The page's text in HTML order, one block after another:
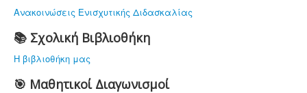
Ανακοινώσεις Ενισχυτικής Διδασκαλίας
📚 Σχολική Βιβλιοθήκη
Η βιβλιοθήκη μας
🎯 Μαθητικοί Διαγωνισμοί